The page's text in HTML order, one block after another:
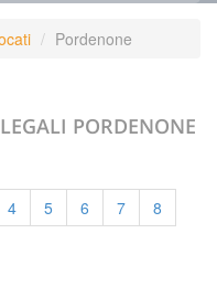
Pordenone
PORDENONE
4 5 6 7
8